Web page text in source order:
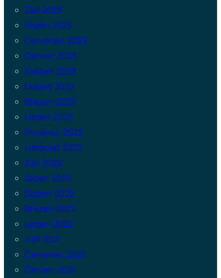
Září 2023
Srpen 2023
Červenec 2023
Červen 2023
Květen 2023
Duben 2023
Březen 2023
Leden 2023
Prosinec 2022
Listopad 2022
Září 2022
Srpen 2022
Duben 2022
Březen 2022
Leden 2022
Září 2021
Červenec 2021
Červen 2021